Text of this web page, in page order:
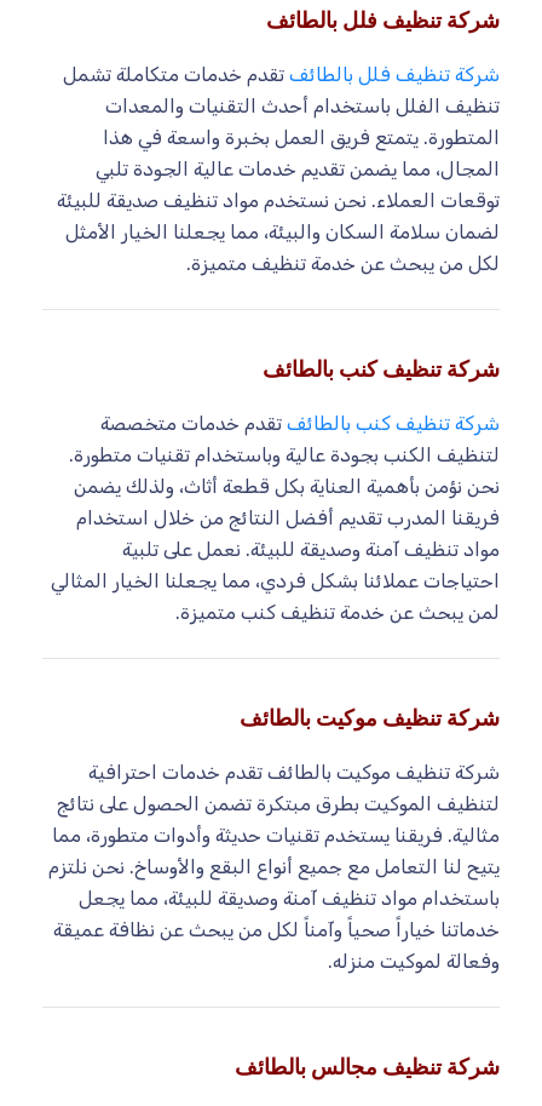
شركة تنظيف فلل بالطائف
شركة تنظيف فلل بالطائف تقدم خدمات متكاملة تشمل
تنظيف الفلل باستخدام أحدث التقنيات والمعدات
المتطورة. يتمتع فريق العمل بخبرة واسعة في هذا
المجال، مما يضمن تقديم خدمات عالية الجودة تلبي
توقعات العملاء. نحن نستخدم مواد تنظيف صديقة للبيئة
لضمان سلامة السكان والبيئة، مما يجعلنا الخيار الأمثل
لكل من يبحث عن خدمة تنظيف متميزة.
شركة تنظيف كنب بالطائف
شركة تنظيف كنب بالطائف تقدم خدمات متخصصة
لتنظيف الكنب بجودة عالية وباستخدام تقنيات متطورة.
نحن نؤمن بأهمية العناية بكل قطعة أثاث، ولذلك يضمن
فريقنا المدرب تقديم أفضل النتائج من خلال استخدام
مواد تنظيف آمنة وصديقة للبيئة. نعمل على تلبية
احتياجات عملائنا بشكل فردي، مما يجعلنا الخيار المثالي
لمن يبحث عن خدمة تنظيف كنب متميزة.
شركة تنظيف موكيت بالطائف
شركة تنظيف موكيت بالطائف تقدم خدمات احترافية
لتنظيف الموكيت بطرق مبتكرة تضمن الحصول على نتائج
مثالية. فريقنا يستخدم تقنيات حديثة وأدوات متطورة، مما
يتيح لنا التعامل مع جميع أنواع البقع والأوساخ. نحن نلتزم
باستخدام مواد تنظيف آمنة وصديقة للبيئة، مما يجعل
خدماتنا خياراً صحياً وآمناً لكل من يبحث عن نظافة عميقة
وفعالة لموكيت منزله.
شركة تنظيف مجالس بالطائف